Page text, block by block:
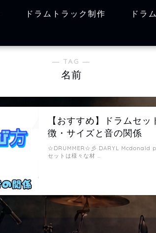
ドラムトラック制作 ドラ
― TAG ―
名前
【おすすめ】ドラムセ
徴・サイズと音の関係
☆DRUMMER☆彡 DARYL Mcdonald
セットは様々な材 …